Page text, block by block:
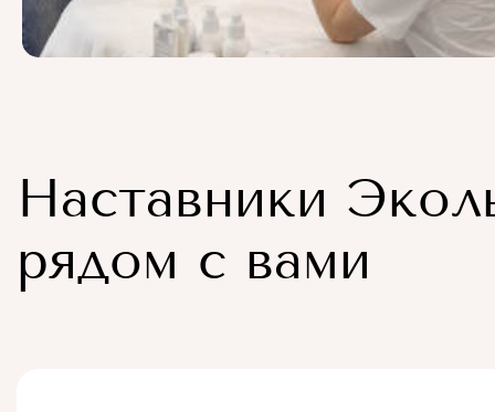
Наставники
рядом с вами